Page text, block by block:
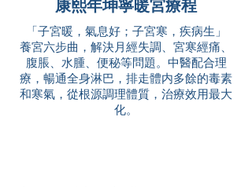
康熙年坤寧暖宮療程
「子宮暖，氣息好；子宮寒，疾病生」
養宮六步曲，解決月經失調、宮寒經痛、
腹脹、水腫、便秘等問題。中醫配合理
療，暢通全身淋巴，排走體内多餘的毒素
和寒氣，從根源調理體質，治療效用最大
化。